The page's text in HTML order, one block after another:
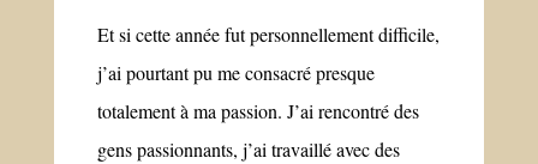
Et si cette année fut personnellement difficile,
j’ai pourtant pu me consacré presque
totalement à ma passion. J’ai rencontré des
gens passionnants, j’ai travaillé avec des